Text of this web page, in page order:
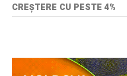
CREȘTERE CU PESTE 4%